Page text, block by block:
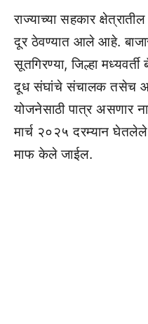
राज्याच्या सहकार
दूर ठेवण्यात आले आहे.
सूतगिरण्या, जिल्हा
दूध संघांचे संचालक तसेच
योजनेसाठी पात्र असणार
मार्च २०२५ दरम्यान
माफ केले जाईल.